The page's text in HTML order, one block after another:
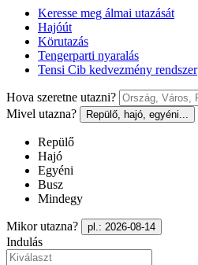
Keresse meg álmai utazását
Hajóút
Körutazás
Tengerparti nyaralás
Tensi Cib kedvezmény rendszer
Hova szeretne utazni?
Mivel utazna?
Repülő, hajó, egyéni...
Repülő
Hajó
Egyéni
Busz
Mindegy
Mikor utazna? pl.: 2026-08-14
Indulás